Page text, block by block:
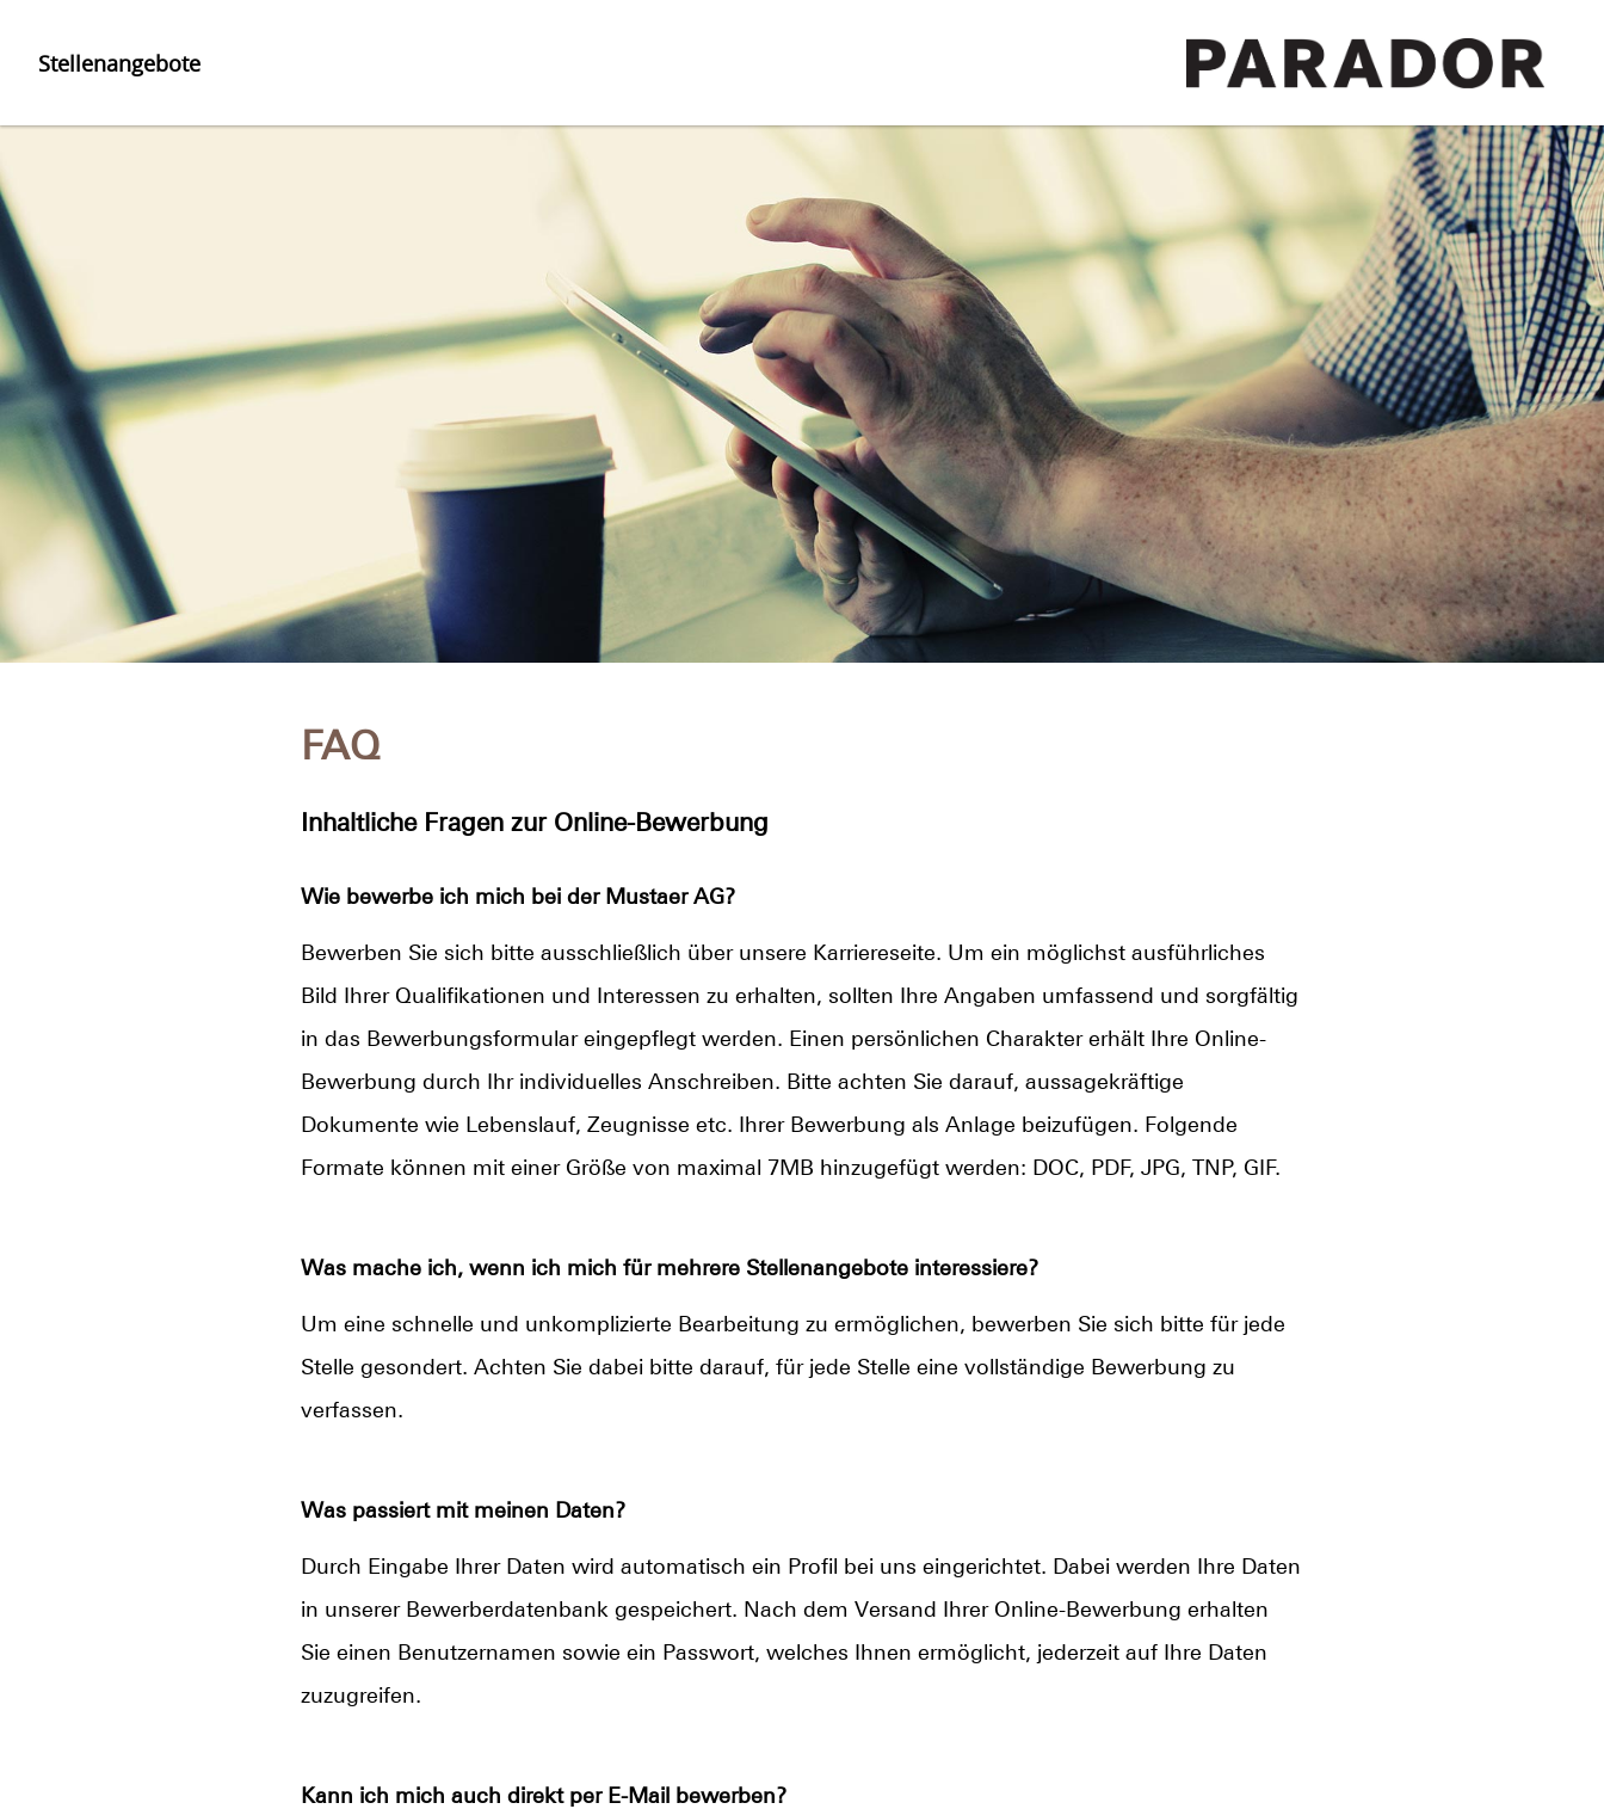
Stellenangebote
FAQ
Inhaltliche Fragen zur Online-Bewerbung
Wie bewerbe ich mich bei der Mustaer AG?
Bewerben Sie sich bitte ausschließlich über unsere Karriereseite. Um ein möglichst ausführliches
Bild Ihrer Qualifikationen und Interessen zu erhalten, sollten Ihre Angaben umfassend und sorgfältig
in das Bewerbungsformular eingepflegt werden. Einen persönlichen Charakter erhält Ihre Online-
Bewerbung durch Ihr individuelles Anschreiben. Bitte achten Sie darauf, aussagekräftige
Dokumente wie Lebenslauf, Zeugnisse etc. Ihrer Bewerbung als Anlage beizufügen. Folgende
Formate können mit einer Größe von maximal 7MB hinzugefügt werden: DOC, PDF, JPG, TNP, GIF.
Was mache ich, wenn ich mich für mehrere Stellenangebote interessiere?
Um eine schnelle und unkomplizierte Bearbeitung zu ermöglichen, bewerben Sie sich bitte für jede
Stelle gesondert. Achten Sie dabei bitte darauf, für jede Stelle eine vollständige Bewerbung zu
verfassen.
Was passiert mit meinen Daten?
Durch Eingabe Ihrer Daten wird automatisch ein Profil bei uns eingerichtet. Dabei werden Ihre Daten
in unserer Bewerberdatenbank gespeichert. Nach dem Versand Ihrer Online-Bewerbung erhalten
Sie einen Benutzernamen sowie ein Passwort, welches Ihnen ermöglicht, jederzeit auf Ihre Daten
zuzugreifen.
Kann ich mich auch direkt per E-Mail bewerben?